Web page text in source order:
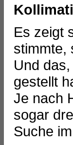
Es zeigt
stimmte,
Und
gestellt
Je nach
sogar
Suche